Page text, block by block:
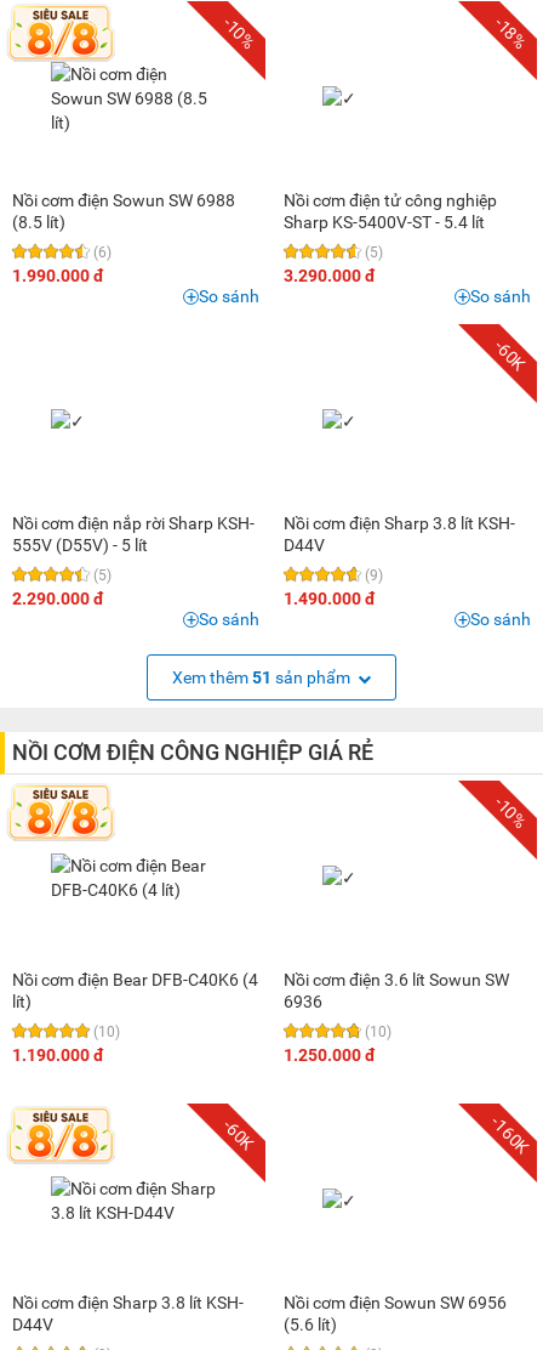
-10%
Nồi cơm điện Sowun SW 6988
(8.5 lít)
(6)
1.990.000 đ
So sánh
-18%
Nồi cơm điện tử công nghiệp
Sharp KS-5400V-ST - 5.4 lít
(5)
3.290.000 đ
So sánh
Nồi cơm điện nắp rời Sharp KSH-
555V (D55V) - 5 lít
(5)
2.290.000 đ
So sánh
-60K
Nồi cơm điện Sharp 3.8 lít KSH-
D44V
(9)
1.490.000 đ
So sánh
Xem thêm51 sản phẩm
NỒI CƠM ĐIỆN CÔNG NGHIỆP GIÁ RẺ
Nồi cơm điện Bear DFB-C40K6 (4
lít)
(10)
1.190.000 đ
-10%
Nồi cơm điện 3.6 lít Sowun SW
6936
(10)
1.250.000 đ
-60K
Nồi cơm điện Sharp 3.8 lít KSH-
D44V
-160K
Nồi cơm điện Sowun SW 6956
(5.6 lít)